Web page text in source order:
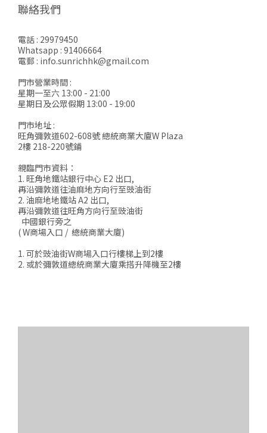
聯絡我們
電話 : 29979450
Whatsapp : 91406664
電郵 : info.sunrichhk@gmail.com
門市營業時間 :
星期一至六 13:00 - 21:00
星期日及公眾假期 13:00 - 19:00
門市地址 :
旺角彌敦道602-608號 總統商業大廈W Plaza
2樓 218-220號鋪
親臨門市資料：
1. 旺角地鐵站銀行中心 E2 出口,
再沿彌敦道往油麻地方向行至豉油街
2. 油麻地地鐵站 A2 出口,
再沿彌敦道往旺角方向行至豉油街
中國銀行旁之
( W商場入口 / 總統商業大廈)
1. 可於豉油街W商場入口行樓梯上到2樓
2. 或於彌敦道總統商業大廈乘搭升降機至2樓